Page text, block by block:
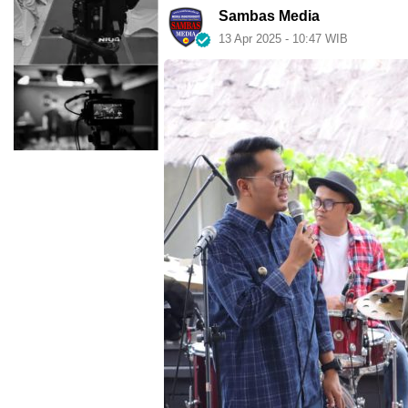
Sambas Media
13 Apr 2025 - 10:47 WIB